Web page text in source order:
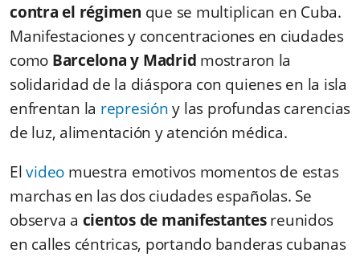
contra el régimen que se multiplican en Cuba.
Manifestaciones y concentraciones en ciudades
como Barcelona y Madrid mostraron la
solidaridad de la diáspora con quienes en la isla
enfrentan la represióny las profundas carencias
de luz, alimentación y atención médica.
Elvideo muestra emotivos momentos de estas
marchas en las dos ciudades españolas. Se
observa a cientos de manifestantesreunidos
en calles céntricas, portando banderas cubanas